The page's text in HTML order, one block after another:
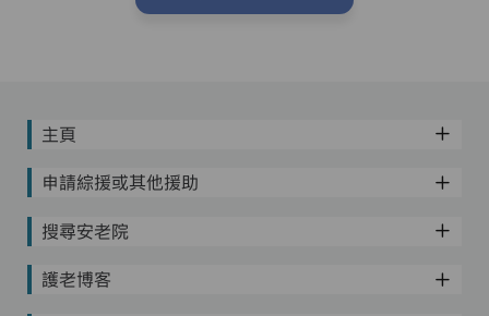
主頁
申請綜援或其他援助
搜尋安老院
護老博客